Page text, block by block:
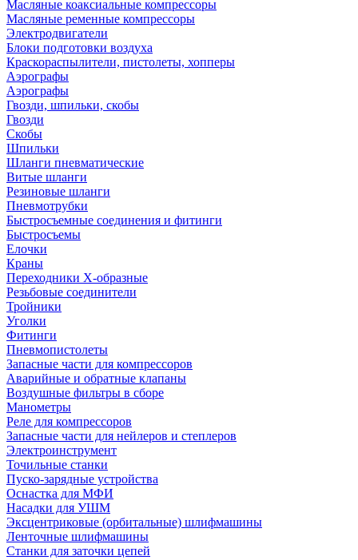
Масляные коаксиальные компрессоры
Масляные ременные компрессоры
Электродвигатели
Блоки подготовки воздуха
Краскораспылители, пистолеты, хопперы
Аэрографы
Аэрографы
Гвозди, шпильки, скобы
Гвозди
Скобы
Шпильки
Шланги пневматические
Витые шланги
Резиновые шланги
Пневмотрубки
Быстросъемные соединения и фитинги
Быстросъемы
Елочки
Краны
Переходники Х-образные
Резьбовые соединители
Тройники
Уголки
Фитинги
Пневмопистолеты
Запасные части для компрессоров
Аварийные и обратные клапаны
Воздушные фильтры в сборе
Манометры
Реле для компрессоров
Запасные части для нейлеров и степлеров
Электроинструмент
Точильные станки
Пуско-зарядные устройства
Оснастка для МФИ
Насадки для УШМ
Эксцентриковые (орбитальные) шлифмашины
Ленточные шлифмашины
Станки для заточки цепей